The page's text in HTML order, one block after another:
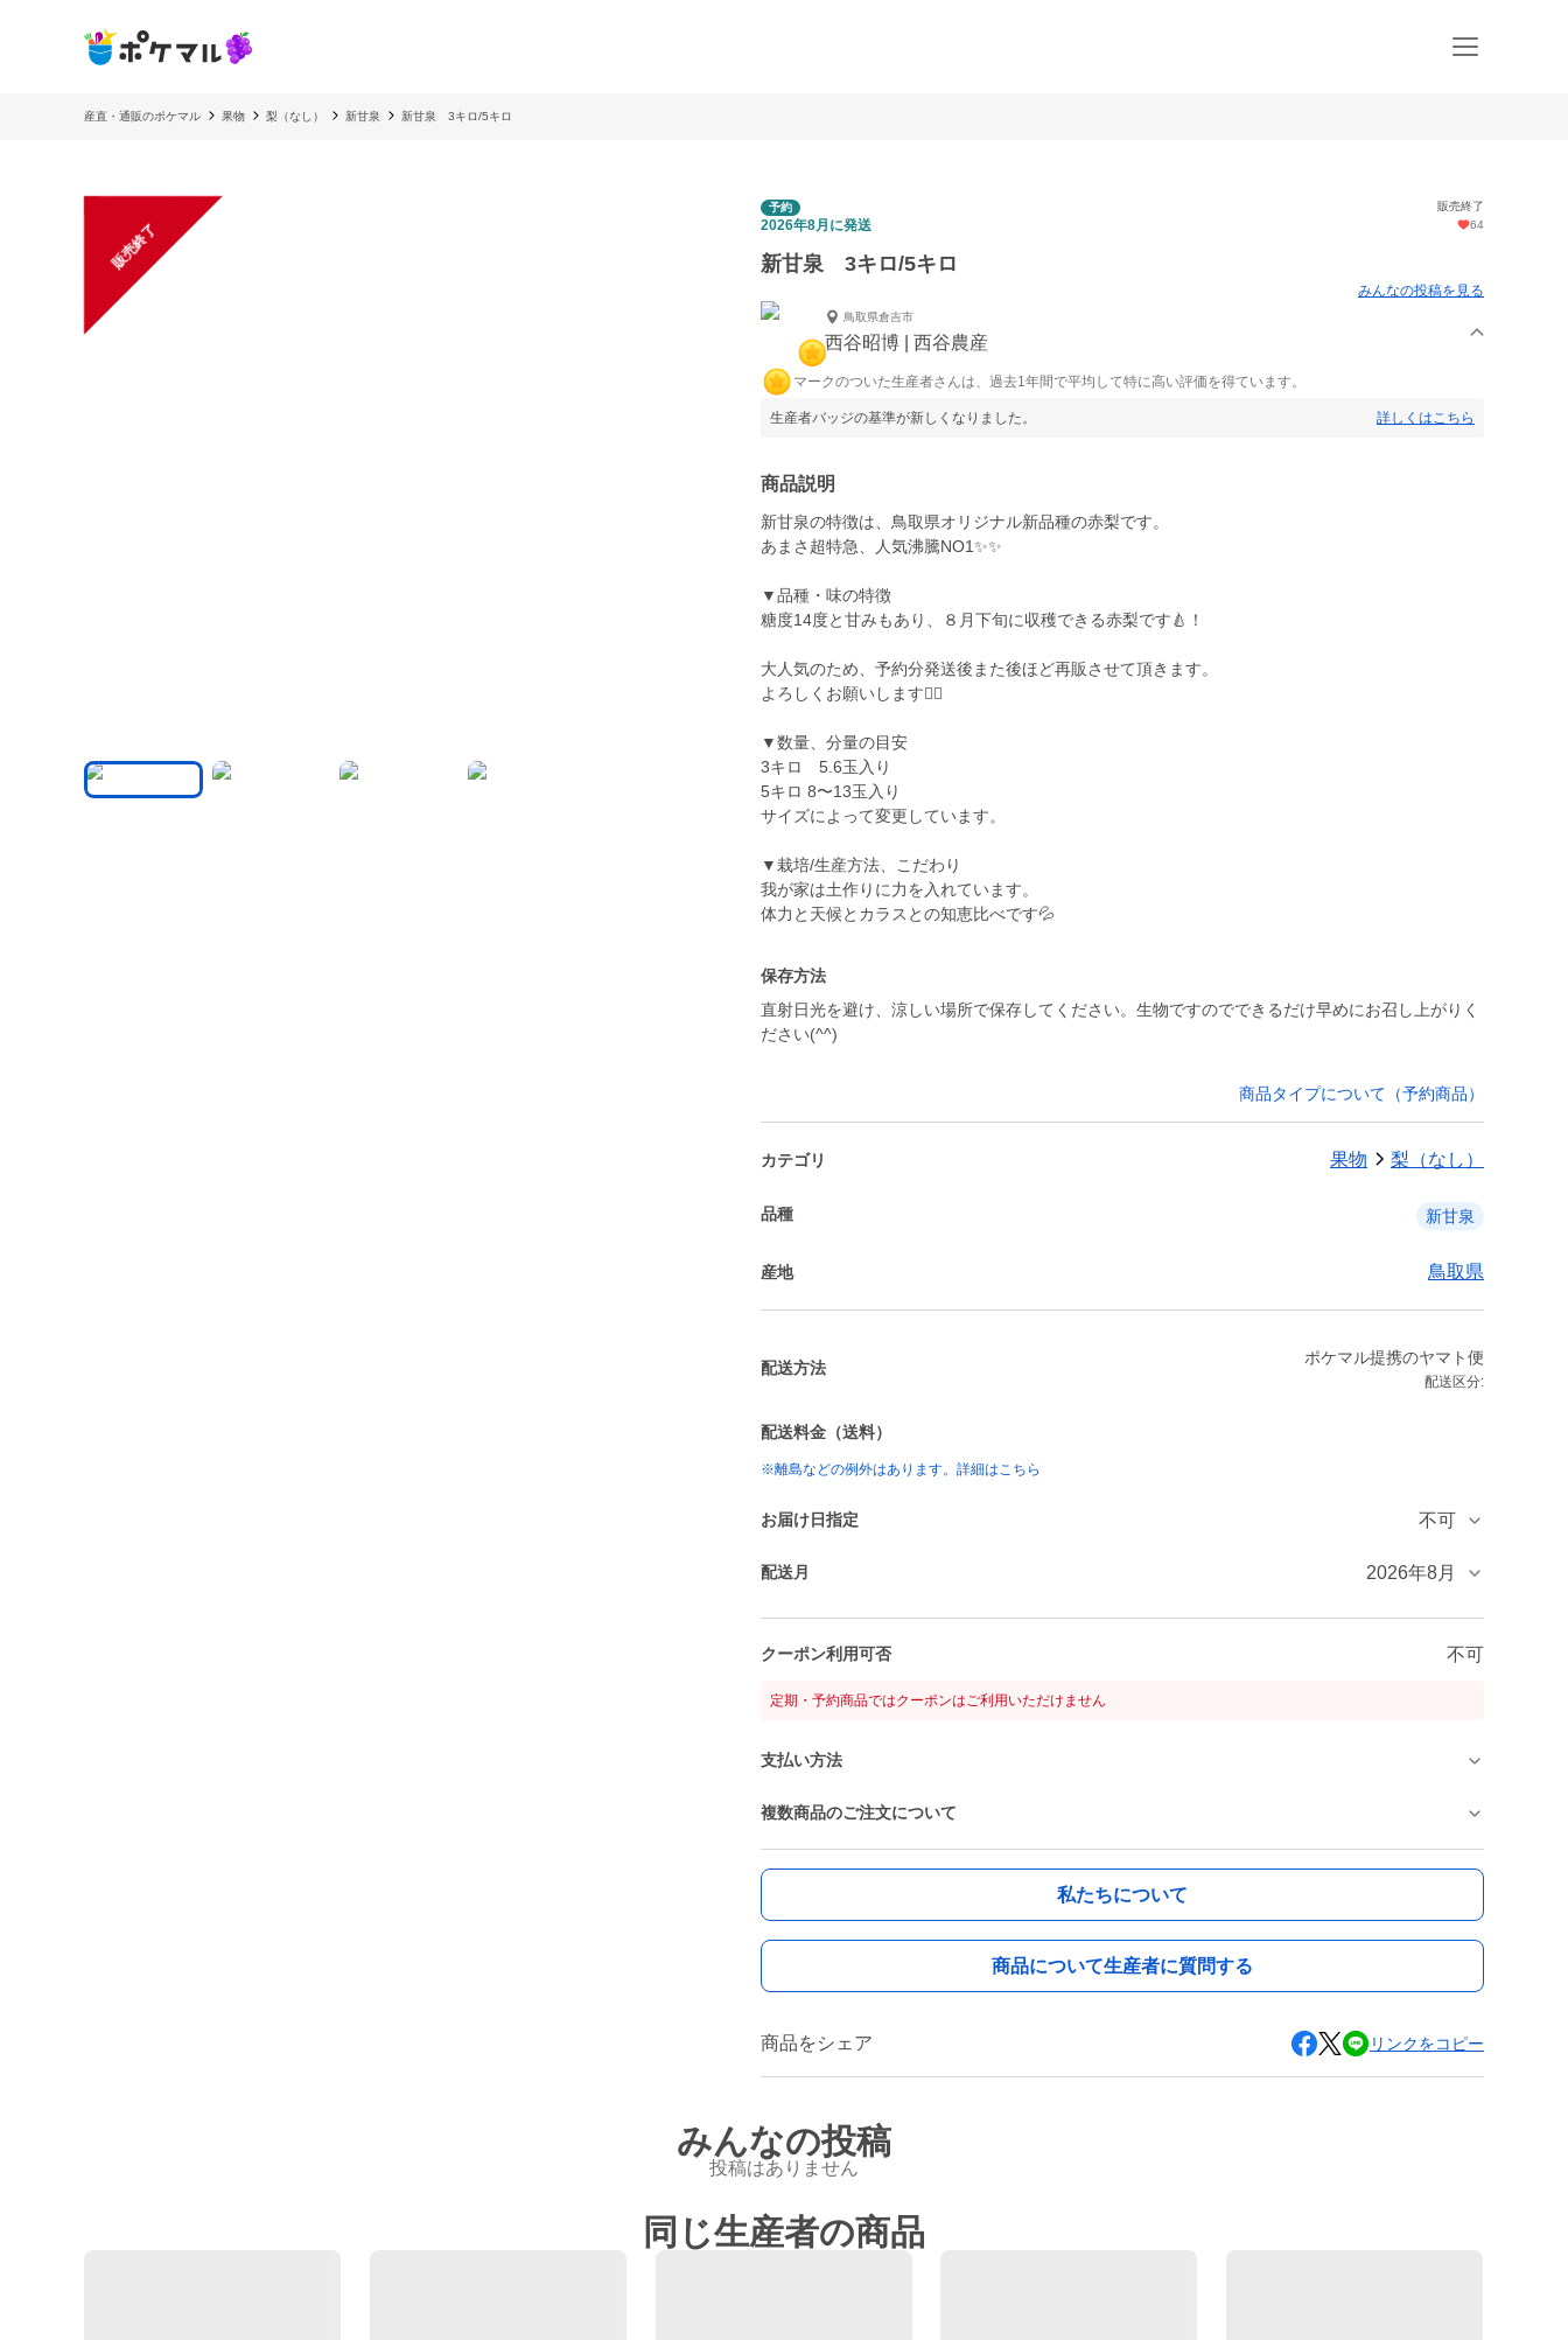
産直・通販のポケマル 果物 梨（なし） 新甘泉 新甘泉 3キロ/5キロ
販売終了
予約 販売終了
2026年8月に発送 64
新甘泉 3キロ/5キロ
みんなの投稿を見る
鳥取県倉吉市
西谷昭博 | 西谷農産
マークのついた生産者さんは、過去1年間で平均して特に高い評価を得ています。
生産者バッジの基準が新しくなりました。 詳しくはこちら
商品説明
新甘泉の特徴は、鳥取県オリジナル新品種の赤梨です。
あまさ超特急、人気沸騰NO1✨✨
▼品種・味の特徴
糖度14度と甘みもあり、８月下旬に収穫できる赤梨です🍐！
大人気のため、予約分発送後また後ほど再販させて頂きます。
よろしくお願いします🙇‍♀️
▼数量、分量の目安
3キロ 5.6玉入り
5キロ 8〜13玉入り
サイズによって変更しています。
▼栽培/生産方法、こだわり
我が家は土作りに力を入れています。
体力と天候とカラスとの知恵比べです💦
保存方法
直射日光を避け、涼しい場所で保存してください。生物ですのでできるだけ早めにお召し上がりく
ださい(^^)
商品タイプについて（予約商品）
カテゴリ 果物 梨（なし）
品種 新甘泉
産地 鳥取県
配送方法
ポケマル提携のヤマト便
配送区分:
配送料金（送料）
※離島などの例外はあります。詳細はこちら
お届け日指定 不可
配送月 2026年8月
クーポン利用可否 不可
定期・予約商品ではクーポンはご利用いただけません
支払い方法
複数商品のご注文について
私たちについて
商品について生産者に質問する
商品をシェア リンクをコピー
みんなの投稿
投稿はありません
同じ生産者の商品